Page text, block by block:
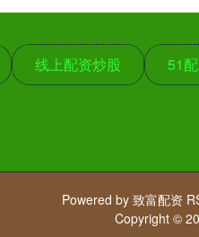
线上配资炒股 51
Powered by 致富配资
Copyright ©